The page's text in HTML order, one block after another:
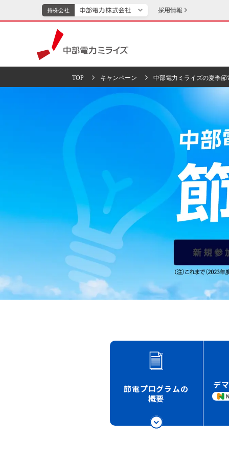
持株会社
持株会社
TOPページへ エネ
キッ
イベント・スポー
採用情報
中部電力ミライズ
TOP キャンペーン 中部電力ミライズの夏季
節電プログラムの
概要
デ